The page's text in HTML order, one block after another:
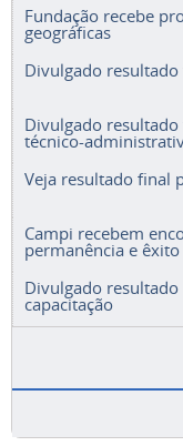
Fundação recebe
geográficas
Divulgado
Divulgado
técnico-
Veja resultado final
Campi recebem
permanência e êxito
Divulgado
capacitação